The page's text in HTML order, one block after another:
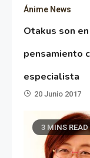
Ánime News
Otakus son
pensamiento
especialista
20 Junio 2017
3 MINS READ